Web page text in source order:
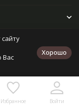
Избранное Войти
Вас
Хорошо